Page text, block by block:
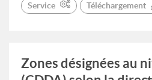
Service Téléchargement
Zones désignées au